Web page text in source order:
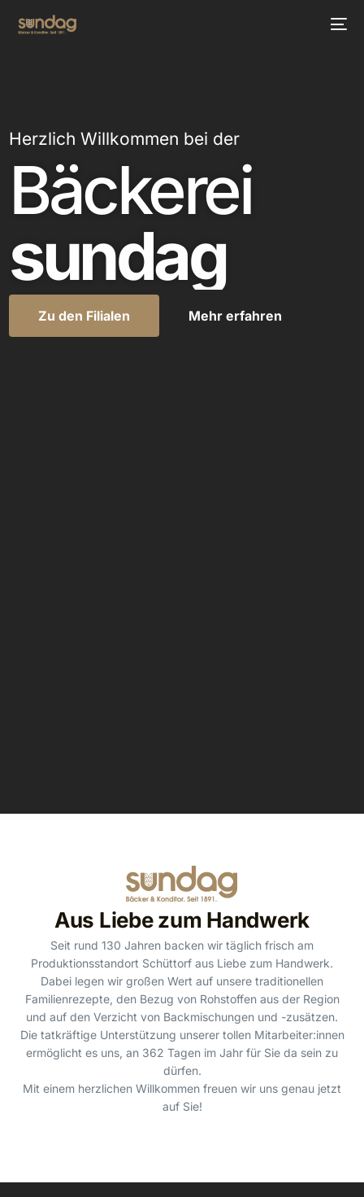
Herzlich Willkommen bei der
Bäckerei
sundag
Zu den Filialen Mehr erfahren
Aus Liebe zum Handwerk
Seit rund 130 Jahren backen wir täglich frisch am
Produktionsstandort Schüttorf aus Liebe zum Handwerk.
Dabei legen wir großen Wert auf unsere traditionellen
Familienrezepte, den Bezug von Rohstoffen aus der Region
und auf den Verzicht von Backmischungen und -zusätzen.
Die tatkräftige Unterstützung unserer tollen Mitarbeiter:innen
ermöglicht es uns, an 362 Tagen im Jahr für Sie da sein zu
dürfen.
Mit einem herzlichen Willkommen freuen wir uns genau jetzt
auf Sie!